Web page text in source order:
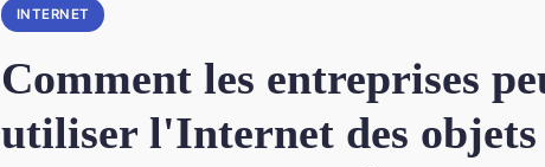
INTERNET
Comment les entreprises
utiliser l'Internet des